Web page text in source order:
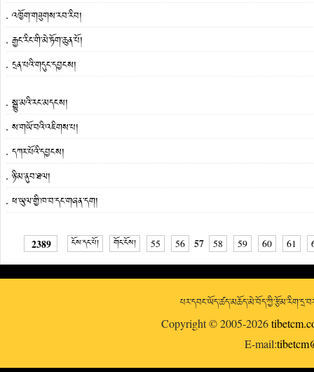
འཁྱོག་གཟུགས་རབ་རིབ།
རྒྱང་རིང་གི་མེ་ཏོག་ཆུན་པོ།
དྲན་པའི་གདུང་དབྱངས།
སྒྱུ་མའི་རང་མདངས།
ས་གཡོ་བའི་འཇིགས་པ།
དཀར་པོའི་དབྱངས།
ཉི་མ་ནུབ་ཐལ།
ཕ་ཡུལ་གྱི་ཁ་བ་དང་གཞན་དག།
2389 ངོས་དང་པོ། གོང་ངོས། 55 56 57 58 59 60 61
Copyright © 2005-2026
E-mail: